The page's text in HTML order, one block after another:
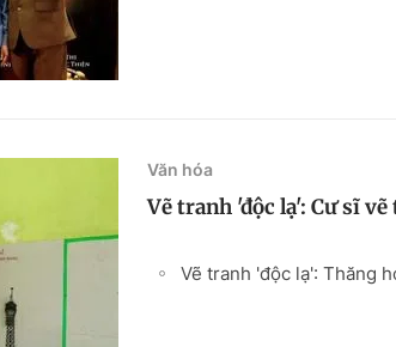
Văn hóa
Vẽ tranh 'độc lạ': Cư sĩ
Vẽ tranh 'độc lạ': Thăng